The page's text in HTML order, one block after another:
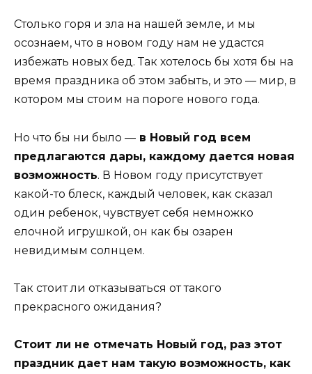
Столько горя и зла на нашей земле, и мы
осознаем, что в новом году нам не удастся
избежать новых бед. Так хотелось бы хотя бы на
время праздника об этом забыть, и это — мир, в
котором мы стоим на пороге нового года.
Но что бы ни было — в Новый год всем
предлагаются дары, каждому дается новая
возможность. В Новом году присутствует
какой-то блеск, каждый человек, как сказал
один ребенок, чувствует себя немножко
елочной игрушкой, он как бы озарен
невидимым солнцем.
Так стоит ли отказываться от такого
прекрасного ожидания?
Стоит ли не отмечать Новый год, раз этот
праздник дает нам такую возможность, как